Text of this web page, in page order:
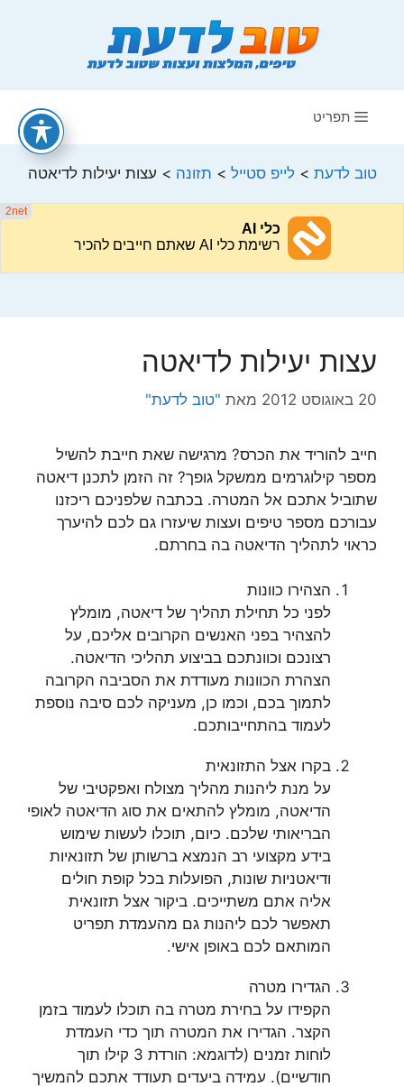
תפריט
טוב לדעת >לייפ סטייל > תזונה > עצות יעילות לדיאטה
עצות יעילות לדיאטה
20 באוגוסט 2012 מאת "טוב לדעת"
חייב להוריד את הכרס? מרגישה שאת חייבת להשיל
מספר קילוגרמים ממשקל גופך? זה הזמן לתכנן דיאטה
שתוביל אתכם אל המטרה. בכתבה שלפניכם ריכזנו
עבורכם מספר טיפים ועצות שיעזרו גם לכם להיערך
כראוי לתהליך הדיאטה בה בחרתם.
הצהירו כוונות
לפני כל תחילת תהליך של דיאטה, מומלץ
להצהיר בפני האנשים הקרובים אליכם, על
רצונכם וכוונתכם בביצוע תהליכי הדיאטה.
הצהרת הכוונות מעודדת את הסביבה הקרובה
לתמוך בכם, וכמו כן, מעניקה לכם סיבה נוספת
לעמוד בהתחייבותכם.
בקרו אצל התזונאית
על מנת ליהנות מהליך מצולח ואפקטיבי של
הדיאטה, מומלץ להתאים את סוג הדיאטה לאופי
הבריאותי שלכם. כיום, תוכלו לעשות שימוש
בידע מקצועי רב הנמצא ברשותן של תזונאיות
ודיאטניות שונות, הפועלות בכל קופת חולים
אליה אתם משתייכים. ביקור אצל תזונאית
תאפשר לכם ליהנות גם מהעמדת תפריט
המותאם לכם באופן אישי.
הגדירו מטרה
הקפידו על בחירת מטרה בה תוכלו לעמוד בזמן
הקצר. הגדירו את המטרה תוך כדי העמדת
לוחות זמנים (לדוגמא: הורדת 3 קילו תוך
חודשיים). עמידה ביעדים תעודד אתכם להמשיך